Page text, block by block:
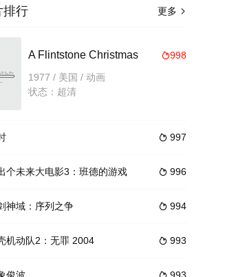
自来的入侵者希望将一名新的
一个的放上去，“对弈”就这样开始了。
更多 
排行
998
A Flintstone Christmas
1977 / 美国 / 动画
状态：超清
 997
 996
个未来大电影3：班德的游戏
 994
神域：序列之争
 993
机动队2：无罪 2004